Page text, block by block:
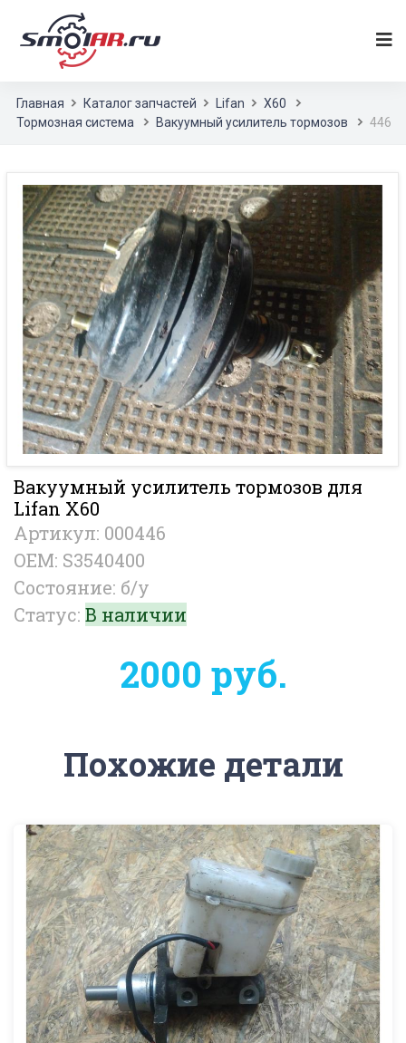
Главная Каталог запчастей Lifan
X60
Тормозная система
Вакуумный усилитель тормозов 446
Вакуумный усилитель тормозов для
Lifan X60
Артикул: 000446
OEM: S3540400
Состояние: б/у
Статус: В наличии
2000 руб.
Похожие детали